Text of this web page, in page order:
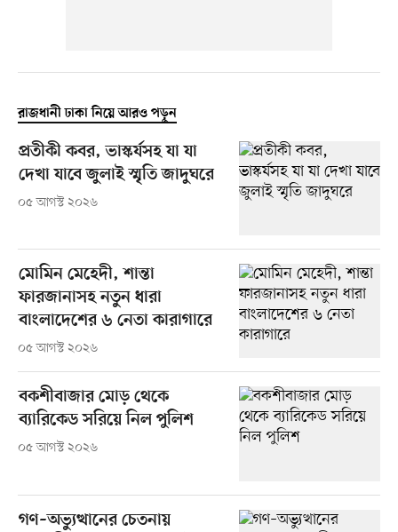
রাজধানী ঢাকা নিয়ে আরও পড়ুন
প্রতীকী কবর, ভাস্কর্যসহ যা যা
দেখা যাবে জুলাই স্মৃতি জাদুঘরে
০৫ আগস্ট ২০২৬
মোমিন মেহেদী, শান্তা
ফারজানাসহ নতুন ধারা
বাংলাদেশের ৬ নেতা কারাগারে
০৫ আগস্ট ২০২৬
বকশীবাজার মোড় থেকে
ব্যারিকেড সরিয়ে নিল পুলিশ
০৫ আগস্ট ২০২৬
গণ–অভ্যুত্থানের চেতনায়